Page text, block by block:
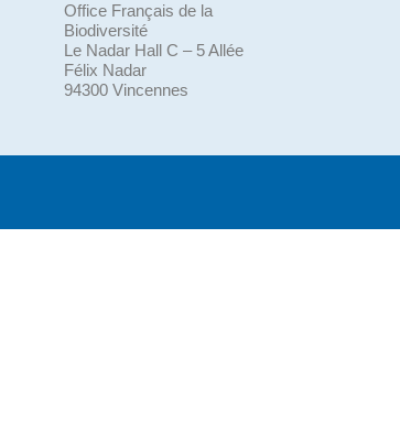
Office Français de la
Biodiversité
Le Nadar Hall C – 5 Allée
Félix Nadar
94300 Vincennes